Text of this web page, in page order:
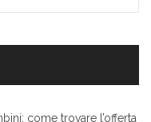
come trovare l’offerta